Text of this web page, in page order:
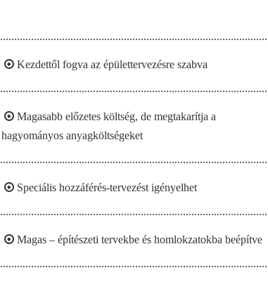
 Kezdettől fogva az épülettervezésre szabva
 Magasabb előzetes költség, de megtakarítja a
hagyományos anyagköltségeket
 Speciális hozzáférés-tervezést igényelhet
 Magas – építészeti tervekbe és homlokzatokba beépítve